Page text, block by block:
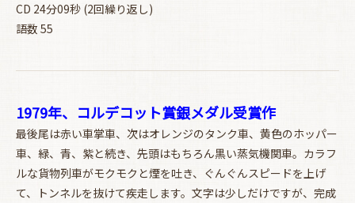
CD 24分09秒 (2回繰り返し)
語数 55
1979年、コルデコット賞銀メダル受賞作
最後尾は赤い車掌車、次はオレンジのタンク車、黄色のホッパー
車、緑、青、紫と続き、先頭はもちろん黒い蒸気機関車。カラフ
ルな貨物列車がモクモクと煙を吐き、ぐんぐんスピードを上げ
て、トンネルを抜けて疾走します。文字は少しだけですが、完成